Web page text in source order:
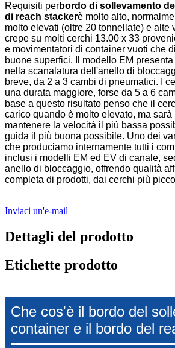
Requisiti perbordo di sollevamento
di reach stackerè molto alto,
molto elevati (oltre 20 tonnellate) e alte
crepe su molti cerchi 13.00 x 33
e movimentatori di container vuoti che
buone superfici. Il modello EM
nella scanalatura dell'anello di
breve, da 2 a 3 cambi di pneumatici. I
una durata maggiore, forse da 5 a 6
base a questo risultato penso che il
carico quando è molto elevato, ma
mantenere la velocità il più bassa
guida il più buona possibile. Uno dei
che produciamo internamente tutti i
inclusi i modelli EM ed EV di canale,
anello di bloccaggio, offrendo qualità
completa di prodotti, dai cerchi più
Inviaci un'e-mail
Dettagli del prodotto
Etichette prodotto
Che cos'è il bordo del
container e il bordo del